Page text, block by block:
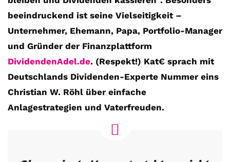
beeindruckend ist seine Vielseitigkeit –
Unternehmer, Ehemann, Papa, Portfolio-Manager
und Gründer der Finanzplattform
DividendenAdel.de. (Respekt!) Kat€ sprach mit
Deutschlands Dividenden-Experte Nummer eins
Christian W. Röhl über einfache
Anlagestrategien und Vaterfreuden.